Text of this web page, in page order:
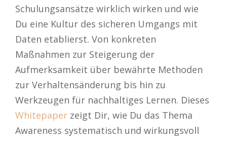
Schulungsansätze wirklich wirken und wie
Du eine Kultur des sicheren Umgangs mit
Daten etablierst. Von konkreten
Maßnahmen zur Steigerung der
Aufmerksamkeit über bewährte Methoden
zur Verhaltensänderung bis hin zu
Werkzeugen für nachhaltiges Lernen. Dieses
Whitepaper zeigt Dir, wie Du das Thema
Awareness systematisch und wirkungsvoll